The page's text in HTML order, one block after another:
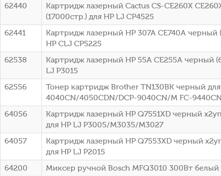
62440
Картридж лазерный Cactus CS-CE260X
(17000стр.) для HP LJ CP4525
62441
Картридж лазерный HP 307A CE740A черный
HP CLJ CP5225
62538
Картридж лазерный HP 55A CE255A черный
LJ P3015
62556
Тонер картридж Brother TN130BK черный
4040CN/4050CDN/DCP-9040CN/M FC-
64056
Картридж лазерный HP Q7551XD черный
для HP LJ P3005/M3035/M3027
64057
Картридж лазерный HP Q7553XD черный
для HP LJ P2015
64200
Миксер ручной Bosch MFQ3010 300Вт белый